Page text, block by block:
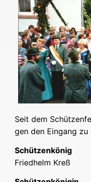
Seit dem
gen den Ein­gang zu
Schüt­zen­kö­nig
Fried­helm Kreß